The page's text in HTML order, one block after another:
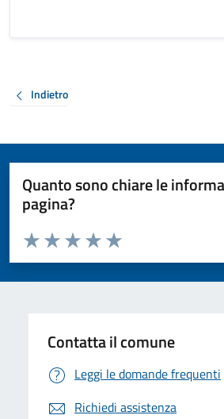
Indietro
Quanto sono chiare le
pagina?
Valuta da 1 a 5 stelle la pagina
Valuta 5 stelle su 5
Valuta 4 stelle su 5
Valuta 3 stelle su 5
Valuta 2 stelle su 5
Valuta 1 stelle su 5
Contatta il comune
Leggi le domande frequenti
Richiedi assistenza